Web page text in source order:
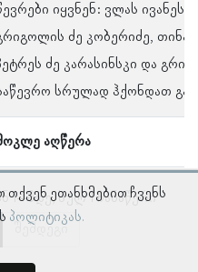
აღწერა
იყვნენ: ვლას ივანეს
ძე კობერიძე,
ძე კარასინსკი და
სრულად ჰქონდათ
1–მდე, სულ 1 ჩანაწერი
შემდეგი
თქვენ ეთანხმებით ჩვენს
პოლიტიკას.